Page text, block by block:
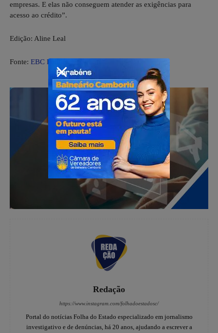
empresas. E elas não conseguem atender as exigências para
acesso ao crédito”.
Edição: Aline Leal
Fonte: EBC Política Nacional
Redação
https://www.instagram.com/folhadoestadosc/
Portal do notícias Folha do Estado especializado em jornalismo
investigativo e de denúncias, há 20 anos, ajudando a escrever a